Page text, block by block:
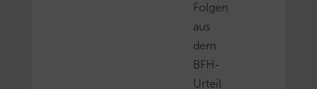
Folgen
aus
dem
BFH-
Urteil